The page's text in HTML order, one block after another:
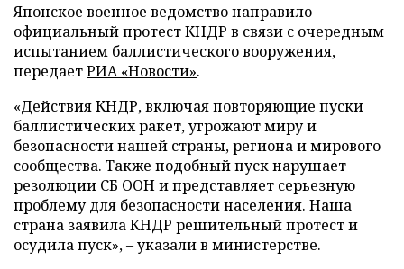
Японское военное ведомство направило
официальный протест КНДР в связи с очередным
испытанием баллистического вооружения,
передаетРИА «Новости».
«Действия КНДР, включая повторяющие пуски
баллистических ракет, угрожают миру и
безопасности нашей страны, региона и мирового
сообщества. Также подобный пуск нарушает
резолюции СБ ООН и представляет серьезную
проблему для безопасности населения. Наша
страна заявила КНДР решительный протест и
осудила пуск», – указали в министерстве.